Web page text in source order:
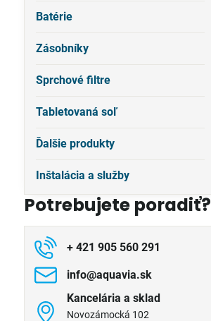
Batérie
Zásobníky
Sprchové filtre
Tabletovaná soľ
Ďalšie produkty
Inštalácia a služby
Potrebujete poradiť?
+ 421 905 560 291
info​@aquavia​.sk
Kancelária a sklad
Novozámocká 102